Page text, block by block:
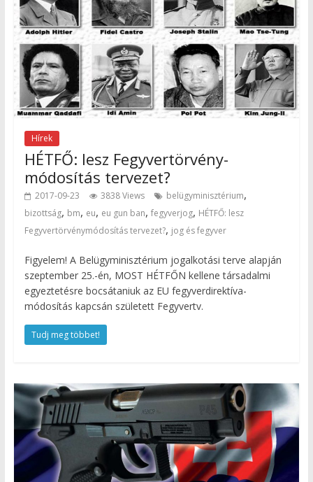
Hírek
HÉTFŐ: lesz Fegyvertörvény-
módosítás tervezet?
2017-09-23 3838 Views belügyminisztérium,
bizottság, bm, eu, eu gun ban, fegyverjog, HÉTFŐ: lesz
Fegyvertörvénymódosítás tervezet?, jog és fegyver
Figyelem! A Belügyminisztérium jogalkotási terve alapján
szeptember 25.-én, MOST HÉTFŐN kellene társadalmi
egyeztetésre bocsátaniuk az EU fegyverdirektíva-
módosítás kapcsán született Fegyvertv.
Tudj meg többet!